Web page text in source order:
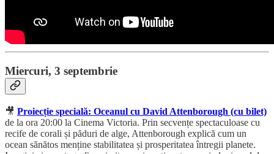
Miercuri, 3 septembrie
🎥 Proiecție specială: Oceanul cu David Attenborough (cu bilet)
de la ora 20:00 la Cinema Victoria. Prin secvențe spectaculoase cu
recife de corali și păduri de alge, Attenborough explică cum un
ocean sănătos menține stabilitatea și prosperitatea întregii planete.